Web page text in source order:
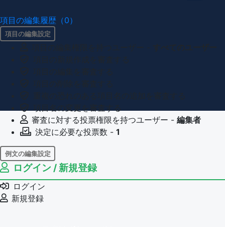
項目の編集履歴（0）
項目の編集設定
審査に対する投票権限を持つユーザー - 編集者
決定に必要な投票数 - 1
例文の編集設定
例文の編集権限を持つユーザー -
例文の削除を審査する
審査に対する投票権限を持つユーザー -
決定に必要な投票数 -
ログイン / 新規登録
ログイン
新規登録